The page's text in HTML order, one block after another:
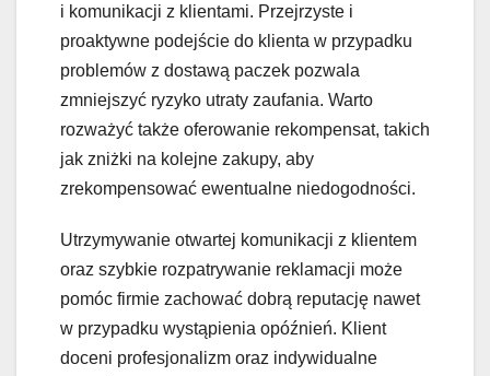
i komunikacji z klientami. Przejrzyste i
proaktywne podejście do klienta w przypadku
problemów z dostawą paczek pozwala
zmniejszyć ryzyko utraty zaufania. Warto
rozważyć także oferowanie rekompensat, takich
jak zniżki na kolejne zakupy, aby
zrekompensować ewentualne niedogodności.
Utrzymywanie otwartej komunikacji z klientem
oraz szybkie rozpatrywanie reklamacji może
pomóc firmie zachować dobrą reputację nawet
w przypadku wystąpienia opóźnień. Klient
doceni profesjonalizm oraz indywidualne